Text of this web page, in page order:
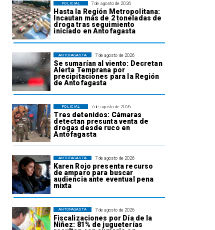
7 de agosto de 2026
Hasta la Región Metropolitana:
Incautan más de 2 toneladas de
droga tras seguimiento
iniciado en Antofagasta
POLICIAL
7 de agosto de 2026
Se sumarían al viento: Decretan
Alerta Temprana por
precipitaciones para la Región
de Antofagasta
ANTOFAGASTA
7 de agosto de 2026
Tres detenidos: Cámaras
detectan presunta venta de
drogas desde ruco en
Antofagasta
POLICIAL
7 de agosto de 2026
Karen Rojo presenta recurso
de amparo para buscar
audiencia ante eventual pena
mixta
ANTOFAGASTA
7 de agosto de 2026
Fiscalizaciones por Día de la
Niñez: 81% de jugueterías
ANTOFAGASTA